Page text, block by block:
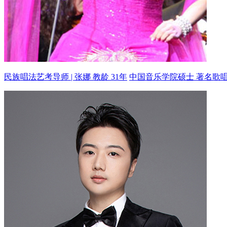
民族唱法艺考导师 | 张娜 教龄 31年 中国音乐学院硕士 著名歌